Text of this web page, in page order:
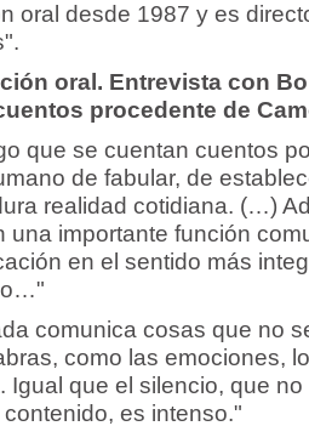
oral desde 1987 y es
oral. Entrevista con
procedente de
que se cuentan cuentos
de fabular, de
realidad cotidiana. (…)
una importante función
en el sentido más
comunica cosas que no
como las emociones,
Igual que el silencio, que
contenido, es intenso."